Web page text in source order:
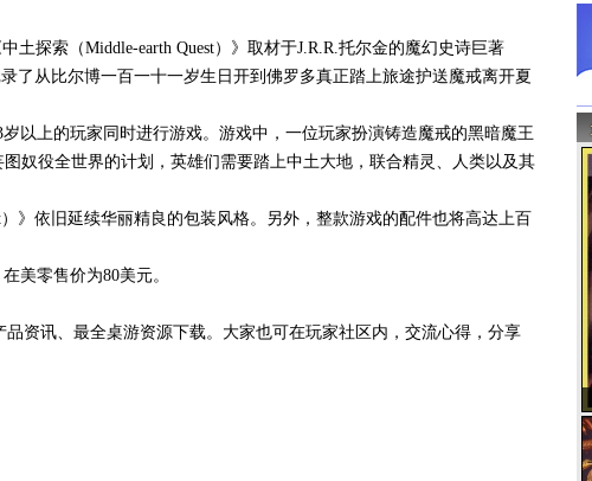
土探索（Middle-earth Quest）》取材于J.R.R.托尔金的魔幻史诗巨著
了从比尔博一百一十一岁生日开到佛罗多真正踏上旅途护送魔戒离开夏
以上的玩家同时进行游戏。游戏中，一位玩家扮演铸造魔戒的黑暗魔王
奴役全世界的计划，英雄们需要踏上中土大地，联合精灵、人类以及其
》依旧延续华丽精良的包装风格。另外，整款游戏的配件也将高达上百
美零售价为80美元。
资讯、最全桌游资源下载。大家也可在玩家社区内，交流心得，分享